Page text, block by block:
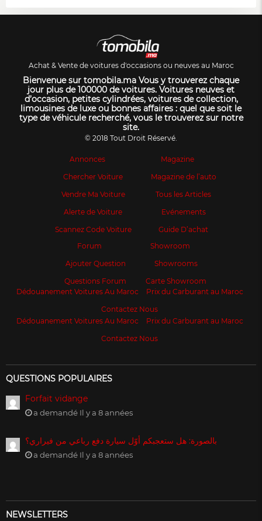
Achat & Vente de voitures d'occasions ou neuves au Maroc
Bienvenue sur tomobila.ma Vous y trouverez chaque
jour plus de 100000 de voitures. Voitures neuves et
d’occasion, petites cylindrées, voitures de collection,
limousines de luxe ou bonnes affaires : quel que soit le
type de véhicule recherché, vous le trouverez sur notre
site.
© 2018 Tout Droit Réservé.
Annonces
Chercher Voiture
Vendre Ma Voiture
Alerte de Voiture
Scannez Code Voiture
Magazine
Magazine de l’auto
Tous les Articles
Evénements
Guide D’achat
Forum
Ajouter Question
Questions Forum
Showroom
Showrooms
Carte Showroom
Dédouanement Voitures Au Maroc
Prix du Carburant au Maroc
Contactez Nous
Dédouanement Voitures Au Maroc
Prix du Carburant au Maroc
Contactez Nous
QUESTIONS POPULAIRES
Forfait vidange
a demandé Il y a 8 années
بالصورة: هل ستعجبكم أوّل سيارة دفع رباعي من فيراري؟
a demandé Il y a 8 années
NEWSLETTERS